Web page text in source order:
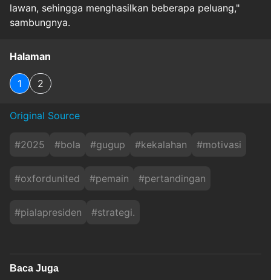
lawan, sehingga menghasilkan beberapa peluang,"
sambungnya.
Halaman
1 2
Original Source
#2025 #bola #gugup #kekalahan #motivasi
#oxfordunited #pemain #pertandingan
#pialapresiden #strategi.
Baca Juga